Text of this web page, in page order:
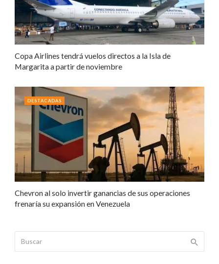
Copa Airlines tendrá vuelos directos a la Isla de
Margarita a partir de noviembre
Chevron al solo invertir ganancias de sus operaciones
frenaría su expansión en Venezuela
DESTACADAS